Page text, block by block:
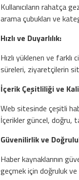
Kullanıcıların rahatça
arama çubukları ve
Hızlı ve Duyarlılık:
Hızlı yüklenen ve farklı
süreleri, ziyaretçilerin
İçerik Çeşitliliği ve
Web sitesinde çeşitli
İçerikler güncel, doğru,
Güvenilirlik ve
Haber kaynaklarının
geçmek için doğruluk